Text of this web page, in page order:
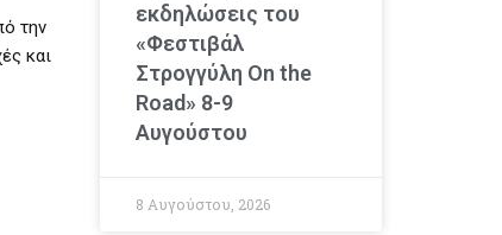
την
και
εκδηλώσεις του
«Φεστιβάλ
Στρογγύλη On the
Road» 8-9
Αυγούστου
8 Αυγούστου, 2026